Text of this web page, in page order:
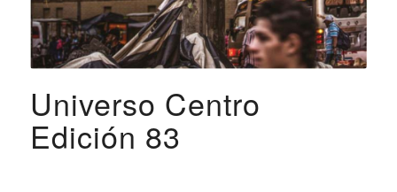
Universo Centro
Edición 83